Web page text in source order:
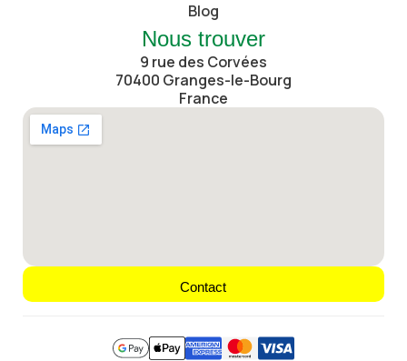
Blog
Nous trouver
9 rue des Corvées
70400 Granges-le-Bourg
France
Contact